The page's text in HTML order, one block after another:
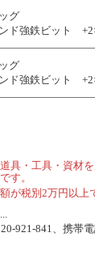
グ
ド強鉄ビット
グ
ド強鉄ビット
具・工具・資材
す。
が税別2万円以上
921-841、携帯